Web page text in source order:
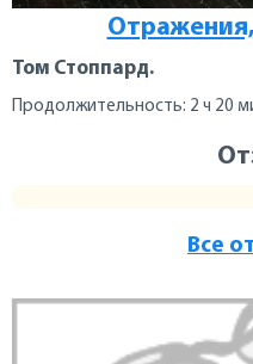
Том Стоппард.
Продолжительность: 2 ч 20
Все